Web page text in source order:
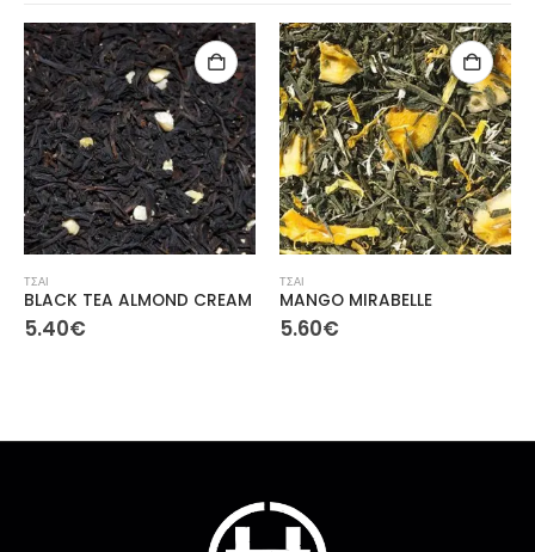
ΤΣΑΙ
BLACK TEA ALMOND CREAM
5.40€
ΤΣΑΙ
MANGO MIRABELLE
5.60€